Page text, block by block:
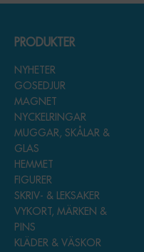
PRODUKTER
NYHETER
GOSEDJUR
MAGNET
NYCKELRINGAR
MUGGAR, SKÅLAR &
GLAS
HEMMET
FIGURER
SKRIV- & LEKSAKER
VYKORT, MÄRKEN &
PINS
KLÄDER & VÄSKOR